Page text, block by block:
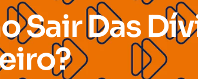
Sair Das